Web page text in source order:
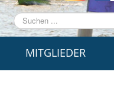
Suchen
...
MITGLIEDER